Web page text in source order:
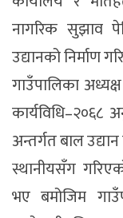
नागरिक सुझाव
उद्यानको निर्माण
गाउँपालिका
कार्यविधि–२०६८
अन्तर्गत बाल
स्थानीयसँग
भए बमोजिम